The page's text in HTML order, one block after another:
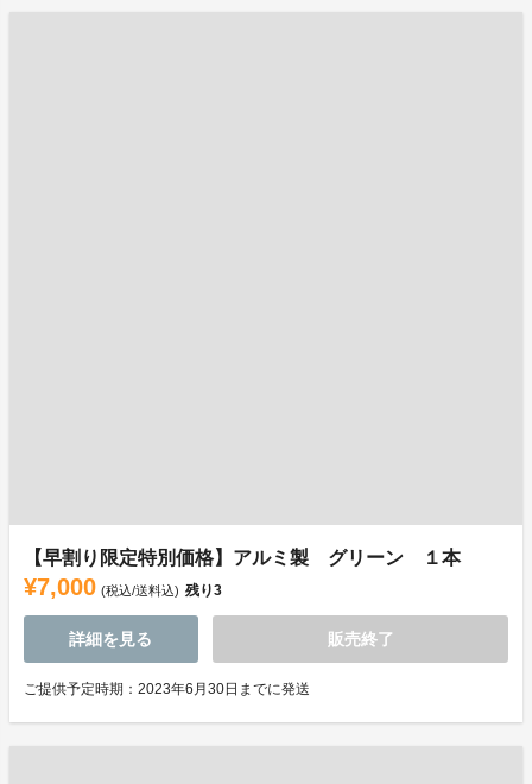
【早割り限定特別価格】アルミ製 グリーン １本
¥7,000 (税込/送料込) 残り3
詳細を見る 販売終了
ご提供予定時期：2023年6月30日までに発送